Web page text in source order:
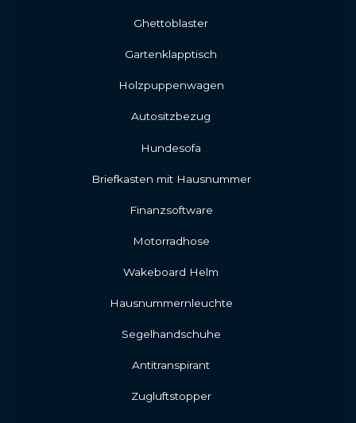
Ghettoblaster
Gartenklapptisch
Holzpuppenwagen
Autositzbezug
Hundesofa
Briefkasten mit Hausnummer
Finanzsoftware
Motorradhose
Wakeboard Helm
Hausnummernleuchte
Segelhandschuhe
Antitranspirant
Zugluftstopper